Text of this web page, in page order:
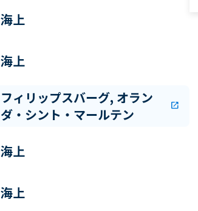
海上
海上
フィリップスバーグ, オラン
ダ・シント・マールテン
open_in_new
海上
海上